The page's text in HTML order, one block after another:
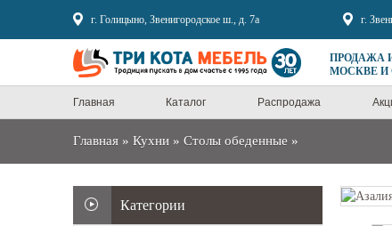
г. Голицыно, Звенигородское ш., д. 7а г.
ПРОДАЖА
МОСКВЕ И
Главная Каталог Распродажа
Главная » Кухни » Столы обеденные »
Категории